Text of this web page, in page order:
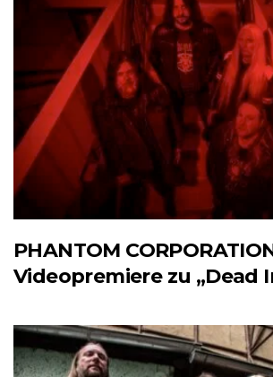
PHANTOM
Videopremiere zu „Dead